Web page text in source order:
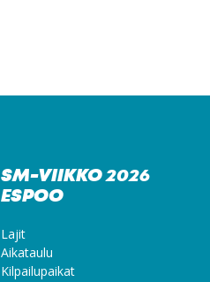
SM-VIIKKO 2026
ESPOO
Lajit
Aikataulu
Kilpailupaikat